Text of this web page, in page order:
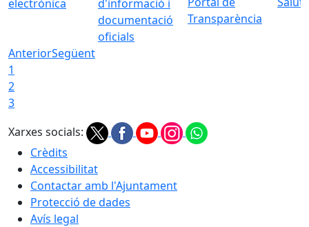
electrònica
d'informació i
documentació
oficials
Transparència
AnteriorSegüent
1
2
3
Xarxes socials:
Crèdits
Accessibilitat
Contactar amb l'Ajuntament
Protecció de dades
Avís legal